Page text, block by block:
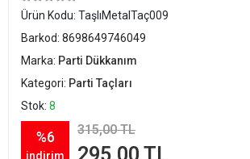
Ürün Kodu: TaşlıMetalTaç009
Barkod: 8698649746049
Marka: Parti Dükkanım
Kategori: Parti Taçları
Stok: 8
%6
indirim
315,00 TL